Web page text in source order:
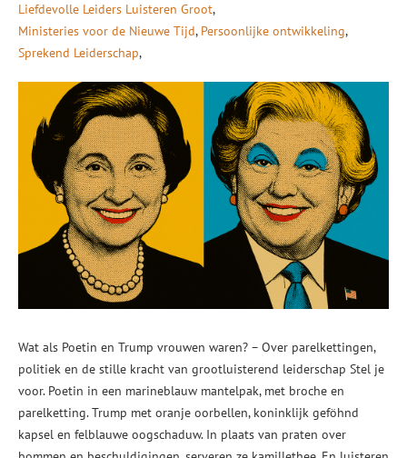
Liefdevolle Leiders Luisteren Groot
Ministeries voor de Nieuwe Tijd Persoonlijke ontwikkeling
Sprekend Leiderschap
Wat als Poetin en Trump vrouwen waren? – Over parelkettingen,
politiek en de stille kracht van grootluisterend leiderschap Stel je
voor. Poetin in een marineblauw mantelpak, met broche en
parelketting. Trump met oranje oorbellen, koninklijk geföhnd
kapsel en felblauwe oogschaduw. In plaats van praten over